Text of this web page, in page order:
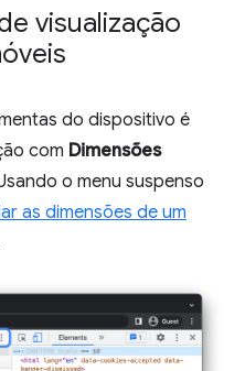
visualização
do dispositivo é
com Dimensões
o menu suspenso
as dimensões de um